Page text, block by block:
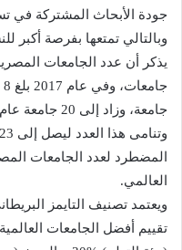
جودة الأبحاث المشتركة في
وبالتالي تمتعها بفرصة أكبر
المضطرد لعدد الجامعات
العالمي.